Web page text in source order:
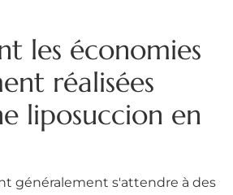
les économies
réalisées
liposuccion en
généralement s'attendre à des